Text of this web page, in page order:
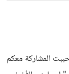
المشاركة معكم